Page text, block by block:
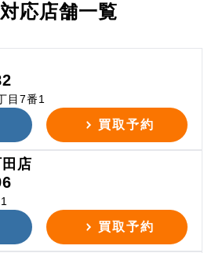
応店舗一覧
目7番1
買取予約
店
買取予約